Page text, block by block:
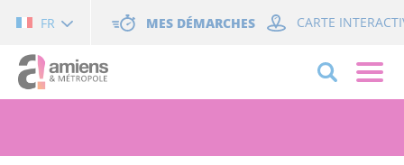
FR MES DÉMARCHES CARTE